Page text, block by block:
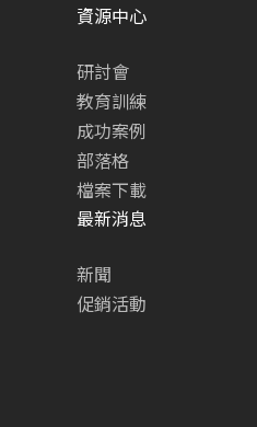
資源中心
研討會
教育訓練
成功案例
部落格
檔案下載
最新消息
新聞
促銷活動